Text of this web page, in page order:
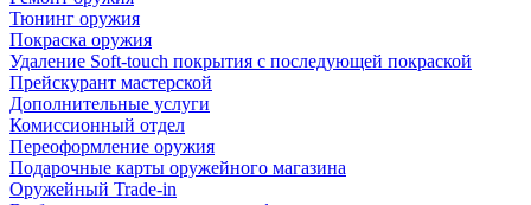
Тюнинг оружия
Покраска оружия
Удаление Soft-touch покрытия с последующей покраской
Прейскурант мастерской
Дополнительные услуги
Комиссионный отдел
Переоформление оружия
Подарочные карты оружейного магазина
Оружейный Trade-in